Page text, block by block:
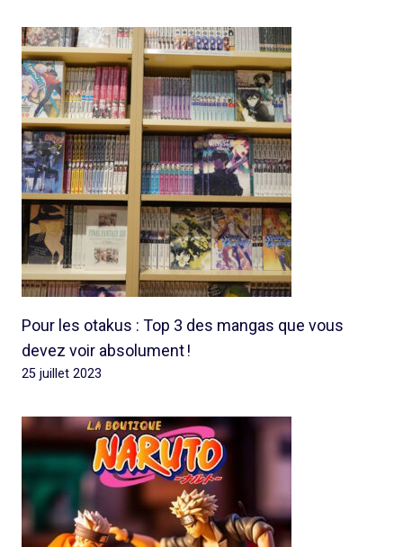
Pour les otakus : Top 3 des mangas que vous
devez voir absolument !
25 juillet 2023